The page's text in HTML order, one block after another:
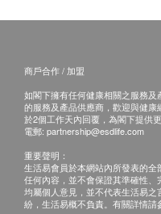
指定疫苗計劃費用
若經醫生評估後，
需支付醫生診症費
回。
如有爭議，健康網
權。
所有預防疫苗產品
商戶合作 / 加盟
如閣下擁有任何健康相關之服務
的服務及產品供應商，歡迎與健
於2個工作天內回覆，為閣下提供
電郵: partnership@esdlife.com
重要聲明：
生活易會員於本網站內所發表的
任何內容，並不會保證其準確性
均屬個人意見，並不代表生活易
紛，生活易概不負責。有關詳情請